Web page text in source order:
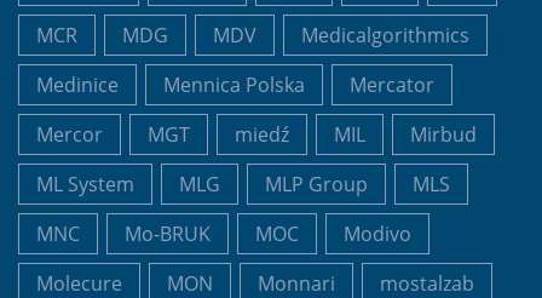
MCR
MDG MDV
Medicalgorithmics
Medinice
Mennica Polska
Mercator
Mercor
MGT miedź MIL
Mirbud
ML System
MLG MLP Group
MLS
MNC
Mo-BRUK MOC
Modivo
Molecure
MON Monnari
mostalzab